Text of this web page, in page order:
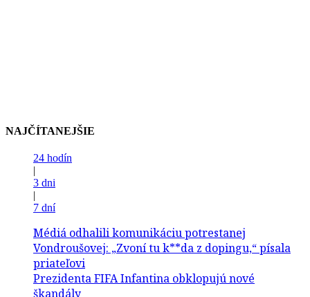
NAJČÍTANEJŠIE
24 hodín
|
3 dni
|
7 dní